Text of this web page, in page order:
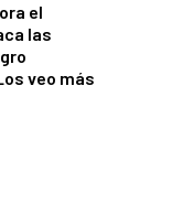
el
las
veo más